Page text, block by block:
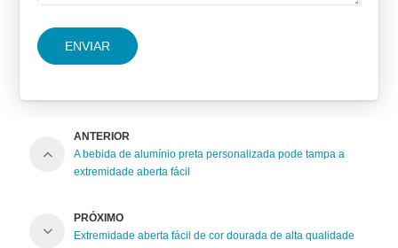
ENVIAR
ANTERIOR
A bebida de alumínio preta personalizada pode tampa a
extremidade aberta fácil
PRÓXIMO
Extremidade aberta fácil de cor dourada de alta qualidade